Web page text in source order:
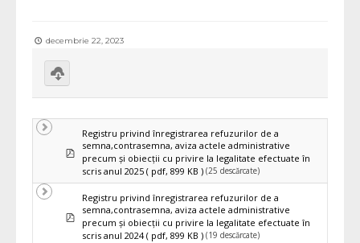
decembrie 22, 2023
pdf
Registru privind înregistrarea refuzurilor de a
semna,contrasemna, aviza actele administrative
precum și obiecții cu privire la legalitate efectuate în
scris anul 2025 ( pdf, 899 KB ) (25 descărcate)
pdf
Registru privind înregistrarea refuzurilor de a
semna,contrasemna, aviza actele administrative
precum și obiecții cu privire la legalitate efectuate în
scris anul 2024 ( pdf, 899 KB ) (19 descărcate)